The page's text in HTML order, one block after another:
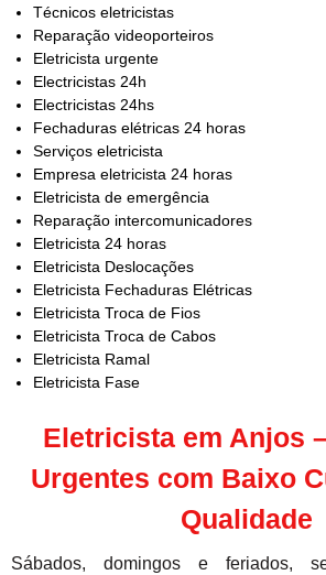
Técnicos eletricistas
Reparação videoporteiros
Eletricista urgente
Electricistas 24h
Electricistas 24hs
Fechaduras elétricas 24 horas
Serviços eletricista
Empresa eletricista 24 horas
Eletricista de emergência
Reparação intercomunicadores
Eletricista 24 horas
Eletricista Deslocações
Eletricista Fechaduras Elétricas
Eletricista Troca de Fios
Eletricista Troca de Cabos
Eletricista Ramal
Eletricista Fase
Eletricista em Anjos
Urgentes com Baixo
Qualidade
Sábados, domingos e feriados,